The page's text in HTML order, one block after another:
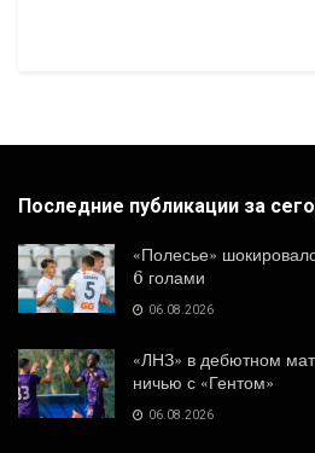
Последние публикации за
«Полесье»
6 голами
06.08.2026
«ЛНЗ» в дебютном
ничью с «Гентом»
06.08.2026